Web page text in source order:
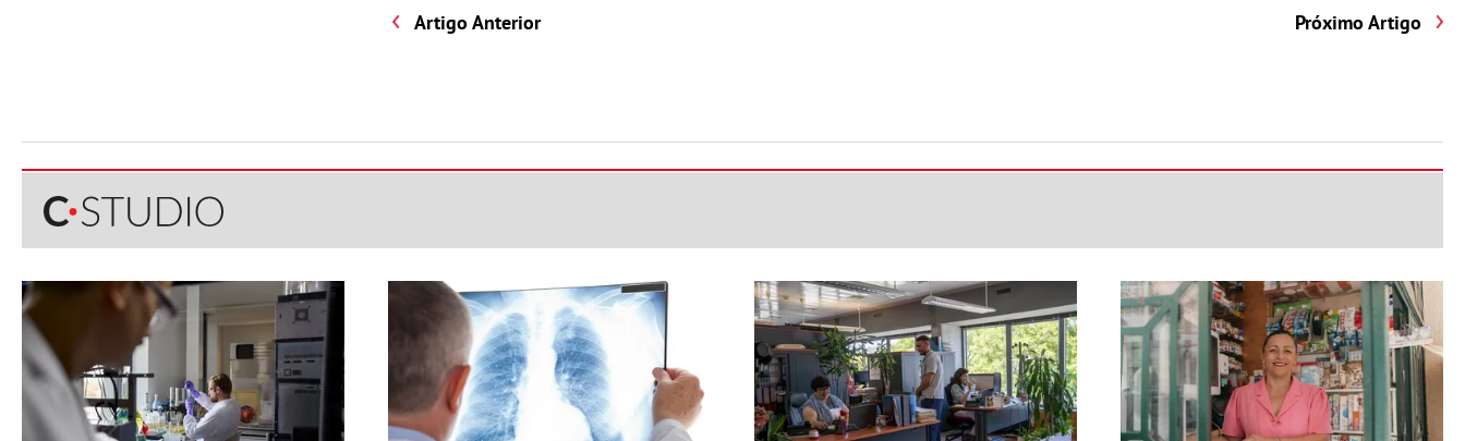
Artigo Anterior Próximo Artigo